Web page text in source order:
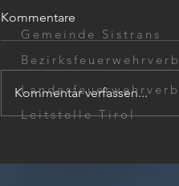
Wohnungsöffnung
Kommentare
Kommentar verfassen...
Gemeinde Sistrans
Leitstelle Tirol